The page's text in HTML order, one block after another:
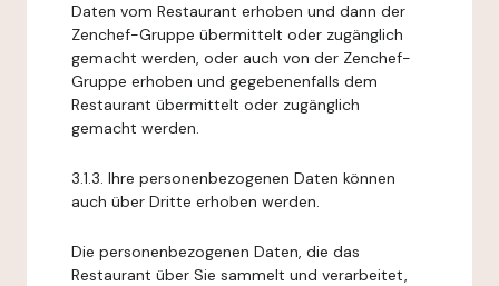
Daten vom Restaurant erhoben und dann der
Zenchef-Gruppe übermittelt oder zugänglich
gemacht werden, oder auch von der Zenchef-
Gruppe erhoben und gegebenenfalls dem
Restaurant übermittelt oder zugänglich
gemacht werden.
3.1.3. Ihre personenbezogenen Daten können
auch über Dritte erhoben werden.
Die personenbezogenen Daten, die das
Restaurant über Sie sammelt und verarbeitet,